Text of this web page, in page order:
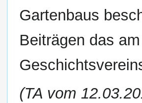
Gartenbaus
Beiträgen das
(TA vom